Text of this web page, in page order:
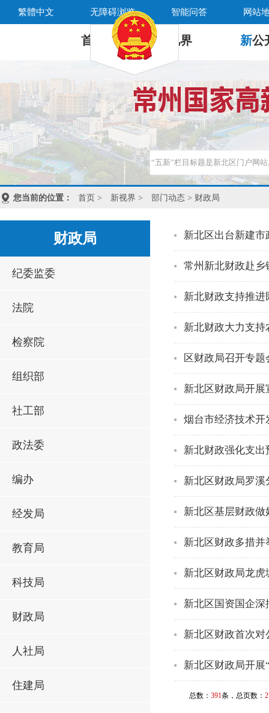
繁體中文 无障碍浏览 智能问答 网站
首 页 新 视界 新公
您当前的位置： 首页 > 新视界 > 部门动态 > 财政局
财政局
纪委监委
法院
检察院
组织部
社工部
政法委
编办
经发局
教育局
科技局
财政局
人社局
住建局
新北区出台新建
常州新北财政赴乡
新北财政支持推
新北财政大力支
区财政局召开专
新北区财政局开
烟台市经济技术
新北财政强化支
新北区财政局罗
新北区基层财政
新北区财政多措
新北区财政局龙
新北区国资国企
新北区财政首次
新北区财政局开展
总数： 391条，总页数：